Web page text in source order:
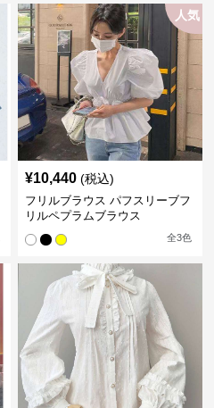
人気
¥10,440 (税込)
フリルブラウス パフスリーブフ
リルペプラムブラウス
全3色